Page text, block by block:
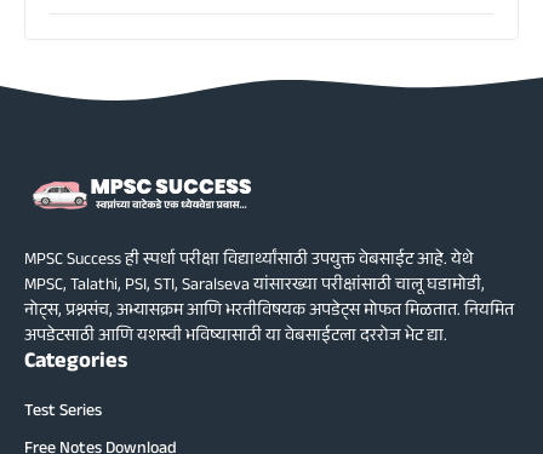
MPSC Success ही स्पर्धा परीक्षा विद्यार्थ्यांसाठी उपयुक्त वेबसाईट आहे. येथे
MPSC, Talathi, PSI, STI, Saralseva यांसारख्या परीक्षांसाठी चालू घडामोडी,
नोट्स, प्रश्नसंच, अभ्यासक्रम आणि भरतीविषयक अपडेट्स मोफत मिळतात. नियमित
अपडेटसाठी आणि यशस्वी भविष्यासाठी या वेबसाईटला दररोज भेट द्या.
Categories
Test Series